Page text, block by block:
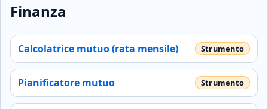
Finanza
Calcolatrice mutuo (rata mensile)
Pianificatore mutuo